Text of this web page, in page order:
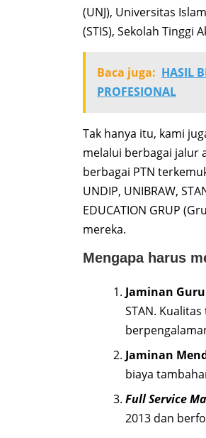
(UNJ), Universitas
(STIS), Sekolah Tinggi
Baca juga: HASIL
PROFESIONAL
Tak hanya itu, kami
melalui berbagai jalur
berbagai PTN
UNDIP, UNIBRAW,
EDUCATION GRUP
mereka.
Mengapa harus
Jaminan
STAN.
Jaminan
biaya
Full Service
2013 dan